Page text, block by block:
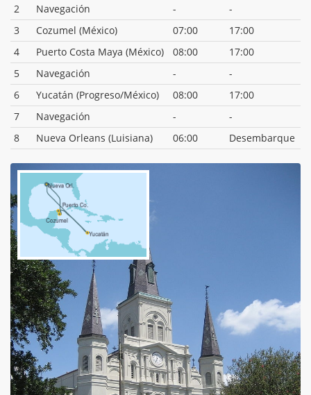
2
Navegación -
-
3
Cozumel (México) 07:00
17:00
4
Puerto Costa Maya (México) 08:00
17:00
5
Navegación -
-
6
Yucatán (Progreso/México) 08:00
17:00
7
Navegación -
-
8
Nueva Orleans (Luisiana) 06:00 Desembarque